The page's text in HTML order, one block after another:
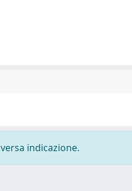
indicazione.